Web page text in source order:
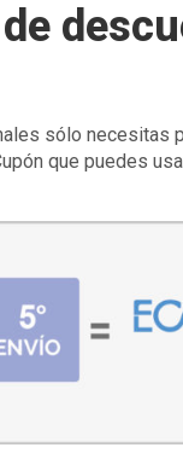
sólo necesitas
que puedes